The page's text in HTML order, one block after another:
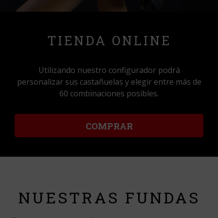
TIENDA ONLINE
Utilizando nuestro configurador podrá
personalizar sus castañuelas y elegir entre más de
60 combinaciones posibles.
COMPRAR
NUESTRAS FUNDAS